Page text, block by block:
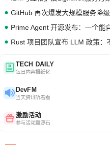
GitHub 再次爆发大规模服务降级
TECH DAILY
每日内容报纸化
DevFM
当天资讯听着看
激励活动
参与活动赢源石